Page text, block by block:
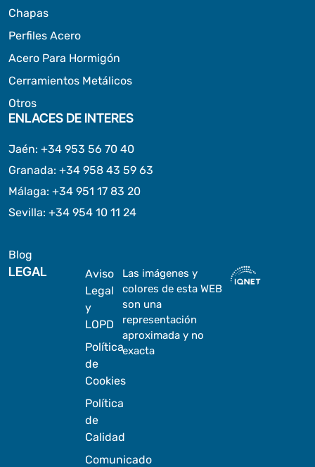
Chapas
Perfiles Acero
Acero Para Hormigón
Cerramientos Metálicos
Otros
ENLACES DE INTERES
Jaén: +34 953 56 70 40
Granada: +34 958 43 59 63
Málaga: +34 951 17 83 20
Sevilla: +34 954 10 11 24
Blog
LEGAL
Aviso
Legal
y
LOPD
Política
de
Cookies
Política
de
Calidad
Comunicado
Las imágenes y
colores de esta WEB
son una
representación
aproximada y no
exacta